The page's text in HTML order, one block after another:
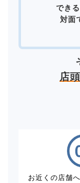
でき
対面
店
お近くの店舗